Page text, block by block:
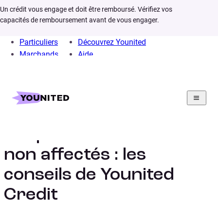
Un crédit vous engage et doit être remboursé. Vérifiez vos
capacités de remboursement avant de vous engager.
Particuliers
Marchands
Découvrez Younited
Aide
Home
Infos
Prêts crédits non affectés
non affectés : les
conseils de Younited
Credit